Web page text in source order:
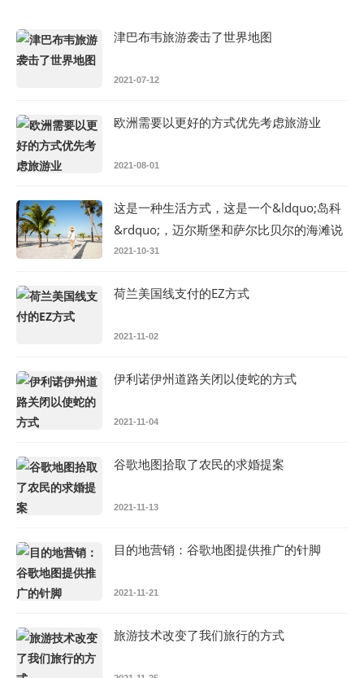
津巴布韦旅游袭击了世界地图
2021-07-12
欧洲需要以更好的方式优先考虑旅游业
2021-08-01
这是一种生活方式，这是一个&ldquo;岛科
&rdquo;，迈尔斯堡和萨尔比贝尔的海滩说
2021-10-31
荷兰美国线支付的EZ方式
2021-11-02
伊利诺伊州道路关闭以使蛇的方式
2021-11-04
谷歌地图拾取了农民的求婚提案
2021-11-13
目的地营销：谷歌地图提供推广的针脚
2021-11-21
旅游技术改变了我们旅行的方式